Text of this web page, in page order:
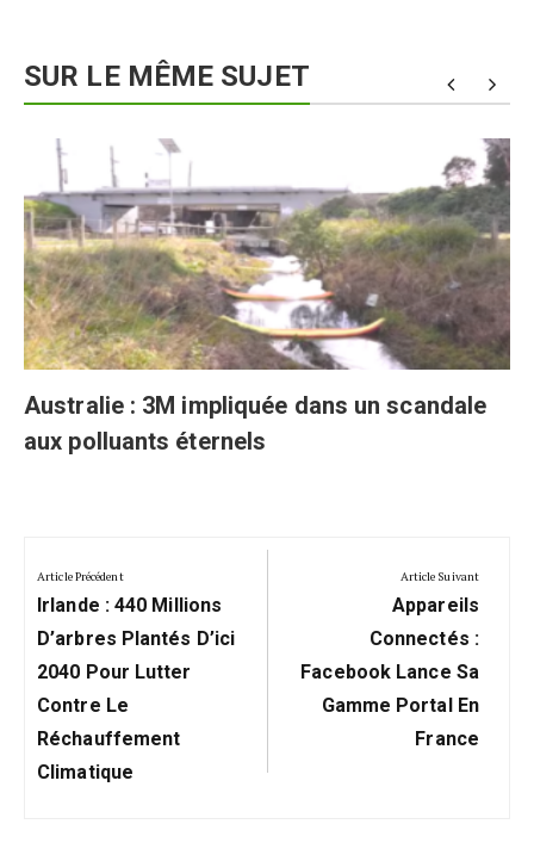
SUR LE MÊME SUJET
Australie : 3M impliquée dans un scandale
aux polluants éternels
de
l’article
Article Précédent
Previous
Post:
Irlande : 440 Millions
D’arbres Plantés D’ici
2040 Pour Lutter
Contre Le
Réchauffement
Climatique
Article Suivant
Next
Post:
Appareils
Connectés :
Facebook Lance Sa
Gamme Portal En
France